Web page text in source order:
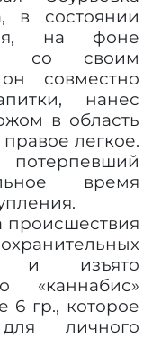
в состоянии
на фоне
со своим
совместно
нанес
в область
легкое.
время
происшествия
и изъято
«каннабис»
6 гр., которое
личного